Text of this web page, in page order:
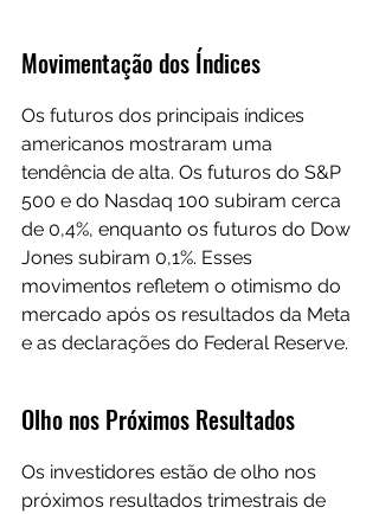
Movimentação dos Índices
Os futuros dos principais índices
americanos mostraram uma
tendência de alta. Os futuros do S&P
500 e do Nasdaq 100 subiram cerca
de 0,4%, enquanto os futuros do Dow
Jones subiram 0,1%. Esses
movimentos refletem o otimismo do
mercado após os resultados da Meta
e as declarações do Federal Reserve.
Olho nos Próximos Resultados
Os investidores estão de olho nos
próximos resultados trimestrais de